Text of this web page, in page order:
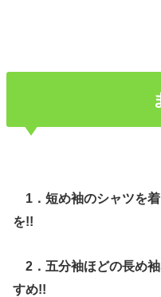
1．短め袖のシャツを
を!!
2．五分袖ほどの長め
すめ!!